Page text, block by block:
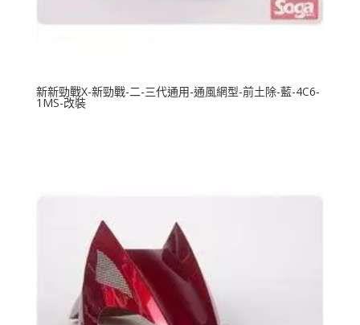
新新勁戰X-新勁戰-二-三代通用-通風網型-前土除-藍-4C6-
1MS-改裝